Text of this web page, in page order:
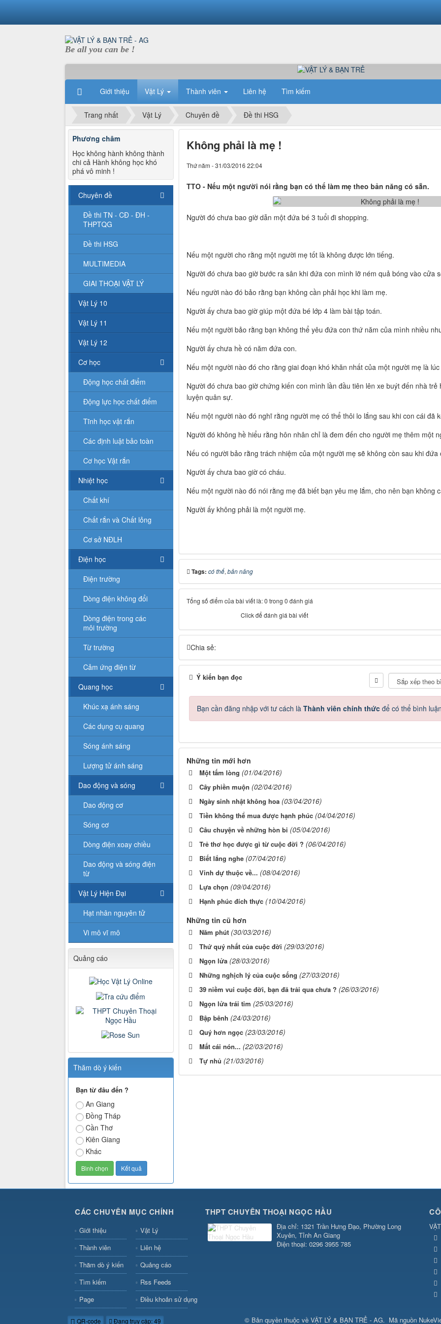
Be all you can be !
Giới thiệu Vật Lý Thành viên Liên hệ Tìm kiếm
Trang nhất Vật Lý Chuyên đề Đề thi HSG
Không phải là mẹ !
Thứ năm - 31/03/2016 22:04
TTO - Nếu một người nói rằng bạn có thể làm mẹ theo bản năng có sẵn.
Người đó chưa bao giờ dẫn một đứa bé 3 tuổi đi shopping.
Nếu một người cho rằng một người mẹ tốt là không được lớn tiếng.
Người đó chưa bao giờ bước ra sân khi đứa con mình lỡ ném quả bóng vào cửa
Nếu người nào đó bảo rằng bạn không cần phải học khi làm mẹ.
Người ấy chưa bao giờ giúp một đứa bé lớp 4 làm bài tập toán.
Nếu một người bảo rằng bạn không thể yêu đứa con thứ năm của mình nhiều
Người ấy chưa hề có năm đứa con.
Nếu một người nào đó cho rằng giai đoạn khó khăn nhất của một người mẹ là
Người đó chưa bao giờ chứng kiến con mình lần đầu tiên lên xe buýt đến nhà
luyện quân sự.
Nếu một người nào đó nghĩ rằng người mẹ có thể thôi lo lắng sau khi con cái đã
Người đó không hề hiểu rằng hôn nhân chỉ là đem đến cho người mẹ thêm một
Nếu có người bảo rằng trách nhiệm của một người mẹ sẽ không còn sau khi
Người ấy chưa bao giờ có cháu.
Nếu một người nào đó nói rằng mẹ đã biết bạn yêu mẹ lắm, cho nên bạn không
Người ấy không phải là một người mẹ.
Tags: có thể, bản năng
Tổng số điểm của bài viết là: 0 trong 0 đánh giá
Click để đánh giá bài viết
Chia sẻ:
Ý kiến bạn đọc
Bạn cần đăng nhập với tư cách là Thành viên chính thứcđể có thể bình
Những tin mới hơn
Một tấm lòng (01/04/2016)
Cây phiền muộn (02/04/2016)
Ngày sinh nhật không hoa (03/04/2016)
Tiền không thể mua được hạnh phúc (04/04/2016)
Câu chuyện về những hòn bi (05/04/2016)
Trẻ thơ học được gì từ cuộc đời ? (06/04/2016)
Biết lắng nghe (07/04/2016)
Vinh dự thuộc về... (08/04/2016)
Lựa chọn (09/04/2016)
Hạnh phúc đích thực (10/04/2016)
Những tin cũ hơn
Năm phút (30/03/2016)
Thứ quý nhất của cuộc đời (29/03/2016)
Ngọn lửa (28/03/2016)
Những nghịch lý của cuộc sống (27/03/2016)
39 niềm vui cuộc đời, bạn đã trải qua chưa ? (26/03/2016)
Ngọn lửa trái tim (25/03/2016)
Bập bênh (24/03/2016)
Quý hơn ngọc (23/03/2016)
Mất cái nón... (22/03/2016)
Tự nhủ (21/03/2016)
Phương châm
Học không hành không thành
chi cả Hành không học khó
phá vô minh !
Chuyên đề
Đề thi TN - CĐ - ĐH -
THPTQG
Đề thi HSG
MULTIMEDIA
GIAI THOẠI VẬT LÝ
Vật Lý 10
Vật Lý 11
Vật Lý 12
Cơ học
Động học chất điểm
Động lực học chất điểm
Tĩnh học vật rắn
Các định luật bảo toàn
Cơ học Vật rắn
Nhiệt học
Chất khí
Chất rắn và Chất lỏng
Cơ sở NĐLH
Điện học
Điện trường
Dòng điện không đổi
Dòng điện trong các
môi trường
Từ trường
Cảm ứng điện từ
Quang học
Khúc xạ ánh sáng
Các dụng cụ quang
Sóng ánh sáng
Lượng tử ánh sáng
Dao động và sóng
Dao động cơ
Sóng cơ
Dòng điện xoay chiều
Dao động và sóng điện
từ
Vật Lý Hiện Đại
Hạt nhân nguyên tử
Vi mô vĩ mô
Quảng cáo
Thăm dò ý kiến
Bạn từ đâu đến ?
An Giang
Đồng Tháp
Cần Thơ
Kiên Giang
Khác
CÁC CHUYÊN MỤC CHÍNH
Giới thiệu
Vật Lý
Thành viên
Liên hệ
Thăm dò ý kiến
Quảng cáo
Tìm kiếm
Rss Feeds
Page
Điều khoản sử dụng
THPT CHUYÊN THOẠI NGỌC HẦU
Địa chỉ: 1321 Trần Hưng Đạo, Phường Long
Xuyên, Tỉnh An Giang
Điện thoại: 0296 3955 785
QR-code Đang truy cập: 49 © Bản quyền thuộc về VẬT LÝ & BẠN TRẺ - AG. Mã nguồn